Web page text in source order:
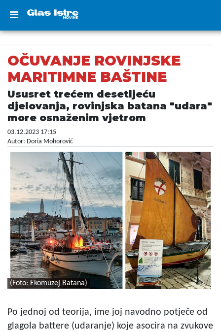
OČUVANJE ROVINJSKE
MARITIMNE BAŠTINE
Ususret trećem desetljeću
djelovanja, rovinjska batana "udara"
more osnaženim vjetrom
03.12.2023 17:15
Autor: Doria Mohorović
(Foto: Ekomuzej Batana)
Po jednoj od teorija, ime joj navodno potječe od
glagola battere (udaranje) koje asocira na zvukove